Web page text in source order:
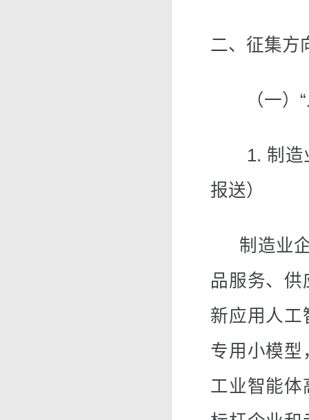
二、征集方
（一）“
1. 制造业
报送）
制造业企
品服务、
新应用人工
专用小模型
工业智能体